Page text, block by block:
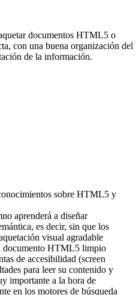
documentos HTML5 o
con una buena organización del
de la información.
sobre HTML5 y
aprenderá a diseñar
es decir, sin que los
visual agradable
documento HTML5 limpio
de accesibilidad (screen
para leer su contenido y
importante a la hora de
en los motores de búsqueda